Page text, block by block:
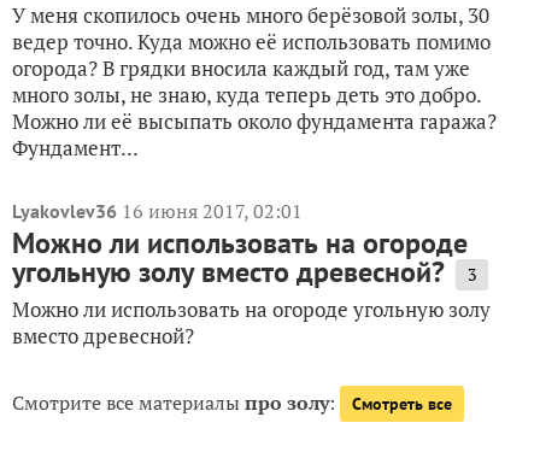
У меня скопилось очень много берёзовой золы, 30
ведер точно. Куда можно её использовать помимо
огорода? В грядки вносила каждый год, там уже
много золы, не знаю, куда теперь деть это добро.
Можно ли её высыпать около фундамента гаража?
Фундамент...
Lyakovlev36 16 июня 2017, 02:01
Можно ли использовать на огороде
угольную золу вместо древесной? 3
Можно ли использовать на огороде угольную золу
вместо древесной?
Смотрите все материалыпро золу: Смотреть все